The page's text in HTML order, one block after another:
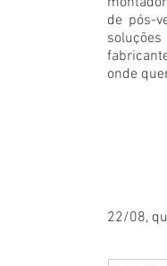
de pós-
onde
22/08,